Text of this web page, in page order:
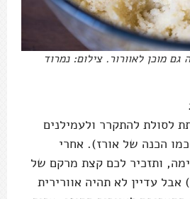
מוכן לאוורור. צילום: נמרוד
לסולת להתקרר ולעמילנים
הכנה של אורז). אחרי
ותזכיר לכם קצת מרקם של
עדיין לא תהיה אוורירית